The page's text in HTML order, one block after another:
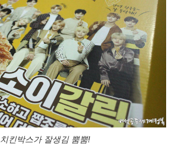
치킨박스가 잘생김 뿜뿜!